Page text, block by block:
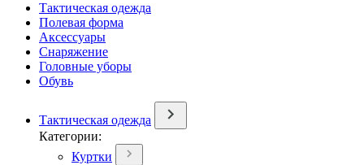
Тактическая одежда
Полевая форма
Аксессуары
Снаряжение
Головные уборы
Обувь
Тактическая одежда
Категории:
Куртки